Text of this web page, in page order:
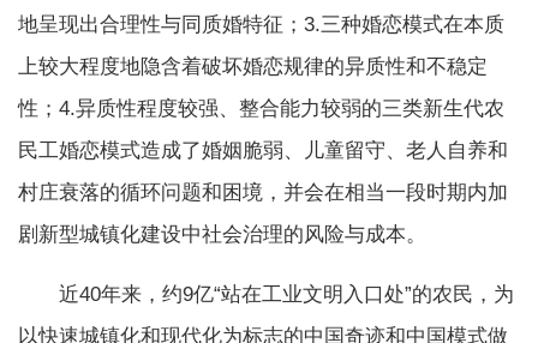
地呈现出合理性与同质婚特征；3.三种婚恋模式在本质
上较大程度地隐含着破坏婚恋规律的异质性和不稳定
性；4.异质性程度较强、整合能力较弱的三类新生代农
民工婚恋模式造成了婚姻脆弱、儿童留守、老人自养和
村庄衰落的循环问题和困境，并会在相当一段时期内加
剧新型城镇化建设中社会治理的风险与成本。
近40年来，约9亿“站在工业文明入口处”的农民，为
以快速城镇化和现代化为标志的中国奇迹和中国模式做